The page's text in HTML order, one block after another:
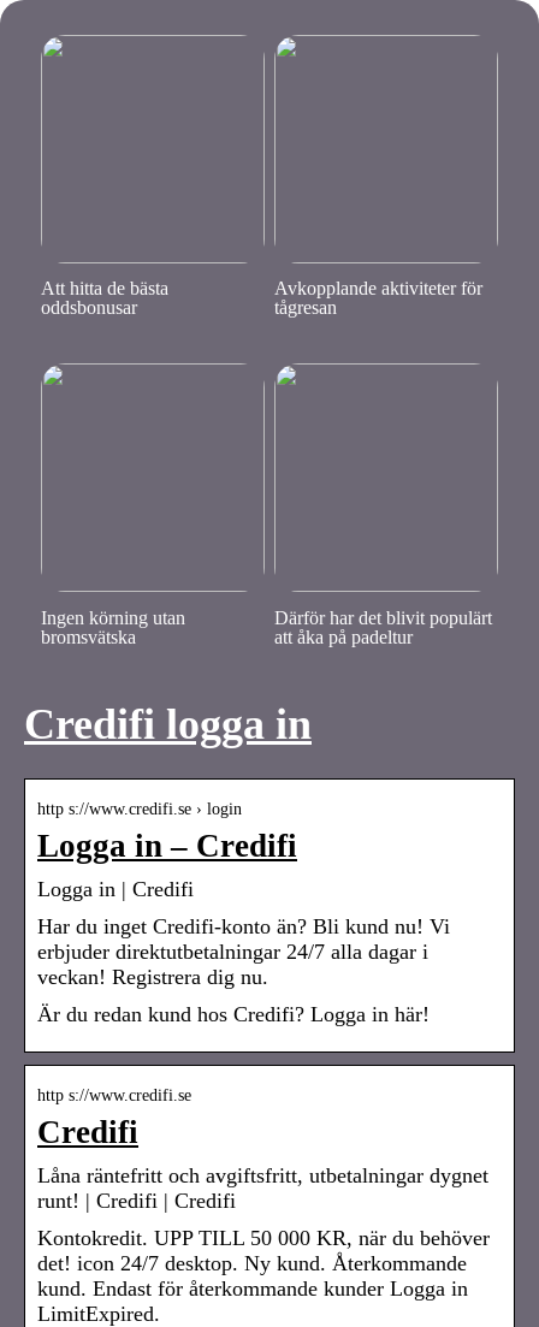
Att hitta de bästa
oddsbonusar
Avkopplande aktiviteter för
tågresan
Ingen körning utan
bromsvätska
Därför har det blivit populärt
att åka på padeltur
Credifi logga in
http s://www.credifi.se › login
Logga in – Credifi
Logga in | Credifi
Har du inget Credifi-konto än? Bli kund nu! Vi
erbjuder direktutbetalningar 24/7 alla dagar i
veckan! Registrera dig nu.
Är du redan kund hos Credifi? Logga in här!
http s://www.credifi.se
Credifi
Låna räntefritt och avgiftsfritt, utbetalningar dygnet
runt! | Credifi | Credifi
Kontokredit. UPP TILL 50 000 KR, när du behöver
det! icon 24/7 desktop. Ny kund. Återkommande
kund. Endast för återkommande kunder Logga in
LimitExpired.